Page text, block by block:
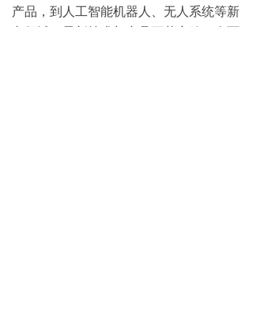
产品，到人工智能机器人、无人系统等新
兴领域，最新技术与产品百花齐放，全面